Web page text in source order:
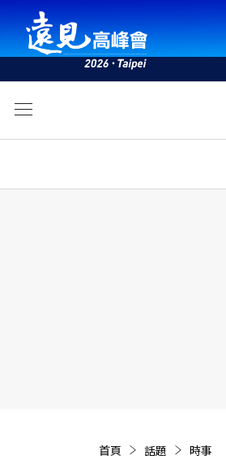
首頁 話題 時事